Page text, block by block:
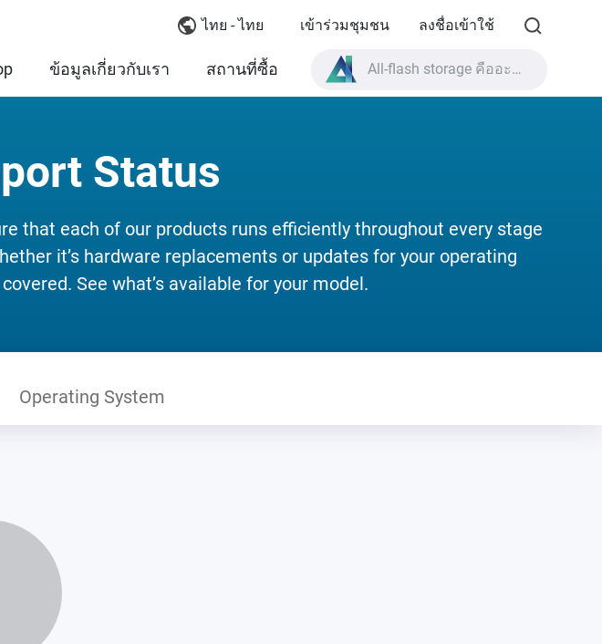
ไทย - ไทย เข้าร่วมชุมชน ลงชื่อเข้าใช้
ข้อมูลเกี่ยวกับเรา สถานที่ซื้อ All-flash storage คืออะไร?
Status
that each of our products runs efficiently throughout every stage
it’s hardware replacements or updates for your operating
See what’s available for your model.
Operating System